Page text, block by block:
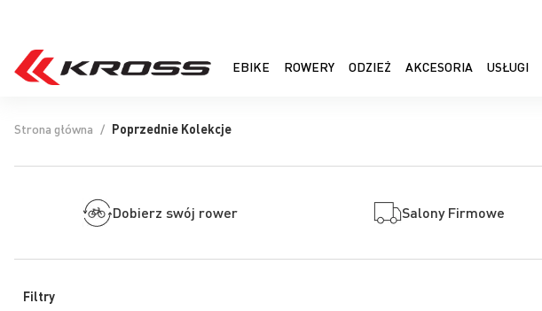
EBIKE ROWERY ODZIEŻ AKCESORIA USŁUGI
Strona główna Poprzednie Kolekcje
Dobierz swój rower Salony Firmowe
Filtry